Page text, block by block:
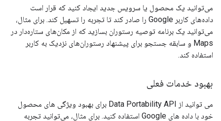
می‌توانید یک محصول یا سرویس جدید ایجاد کنید که قرار است
داده‌های کاربر Google را صادر کند تا تجربه را تسهیل کند. برای مثال،
می‌توانید یک برنامه توصیه رستوران بسازید که از مکان‌های ستاره‌دار در
Maps و سابقه جستجو برای پیشنهاد رستوران‌های نزدیک به کاربر
استفاده کند.
بهبود خدمات فعلی
می توانید از Data Portability API برای بهبود ویژگی های محصول
خود با داده های Google استفاده کنید. برای مثال، می‌توانید تجربه